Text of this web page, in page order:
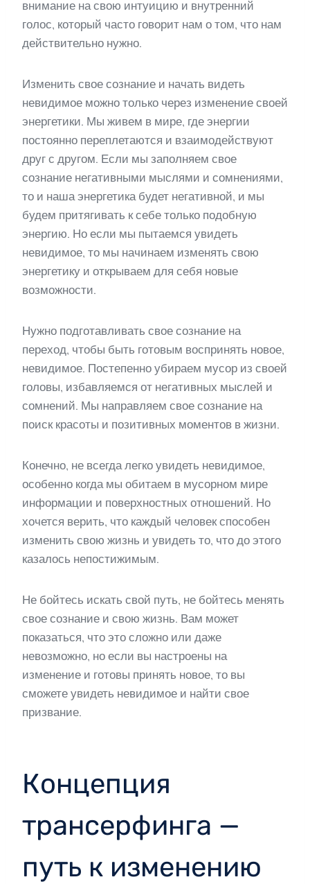
внимание на свою интуицию и внутренний
голос, который часто говорит нам о том, что нам
действительно нужно.
Изменить свое сознание и начать видеть
невидимое можно только через изменение своей
энергетики. Мы живем в мире, где энергии
постоянно переплетаются и взаимодействуют
друг с другом. Если мы заполняем свое
сознание негативными мыслями и сомнениями,
то и наша энергетика будет негативной, и мы
будем притягивать к себе только подобную
энергию. Но если мы пытаемся увидеть
невидимое, то мы начинаем изменять свою
энергетику и открываем для себя новые
возможности.
Нужно подготавливать свое сознание на
переход, чтобы быть готовым воспринять новое,
невидимое. Постепенно убираем мусор из своей
головы, избавляемся от негативных мыслей и
сомнений. Мы направляем свое сознание на
поиск красоты и позитивных моментов в жизни.
Конечно, не всегда легко увидеть невидимое,
особенно когда мы обитаем в мусорном мире
информации и поверхностных отношений. Но
хочется верить, что каждый человек способен
изменить свою жизнь и увидеть то, что до этого
казалось непостижимым.
Не бойтесь искать свой путь, не бойтесь менять
свое сознание и свою жизнь. Вам может
показаться, что это сложно или даже
невозможно, но если вы настроены на
изменение и готовы принять новое, то вы
сможете увидеть невидимое и найти свое
призвание.
Концепция
трансерфинга —
путь к изменению